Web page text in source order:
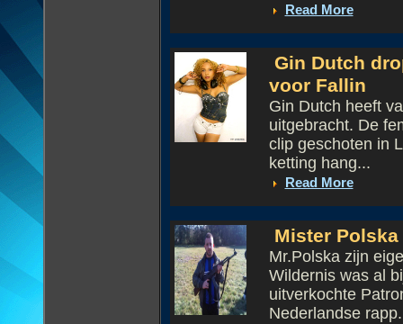
Read More
Gin Dutch
voor Fallin
Gin Dutch heeft
uitgebracht. De
clip geschoten in
ketting hang...
Read More
Mister
Mr.Polska zijn
Wildernis was al
uitverkochte
Nederlandse